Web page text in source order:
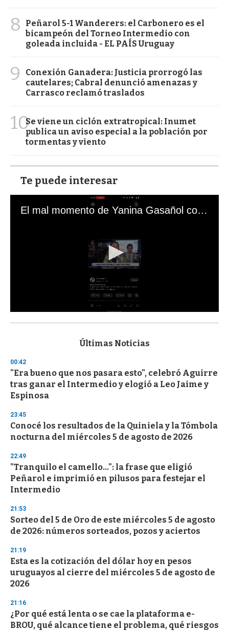
8
Peñarol 5-1 Wanderers: el Carbonero es el
bicampeón del Torneo Intermedio con
goleada incluida - EL PAÍS Uruguay
9
Conexión Ganadera: Justicia prorrogó las
cautelares; Cabral denunció amenazas y
Carrasco reclamó traslados
10Se viene un ciclón extratropical: Inumet
publica un aviso especial a la población por
tormentas y viento
Te puede interesar
El mal momento de Yanina Gasañol con un hincha argentino en "Subrayado"
s
d
s
o
f
3
s
e
c
o
d
s
Últimas Noticias
00:42
"Era bueno que nos pasara esto", celebró Aguirre
tras ganar el Intermedio y elogió a Leo Jaime y
Espinosa
23:45
Conocé los resultados de la Quiniela y la Tómbola
nocturna del miércoles 5 de agosto de 2026
22:49
"Tranquilo el camello...": la frase que eligió
Peñarol e imprimió en pilusos para festejar el
Intermedio
21:53
Sorteo del 5 de Oro de este miércoles 5 de agosto
de 2026: números sorteados, pozos y aciertos
21:19
Esta es la cotización del dólar hoy en pesos
uruguayos al cierre del miércoles 5 de agosto de
2026
21:16
¿Por qué está lenta o se cae la plataforma e-
BROU, qué alcance tiene el problema, qué riesgos